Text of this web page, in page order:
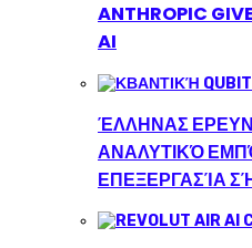
ANTHROPIC
AI
ΈΛΛΗΝΑΣ
ΑΝΑΛΥΤΙΚΌ
ΕΠΕΞΕΡΓΑΣΊΑ